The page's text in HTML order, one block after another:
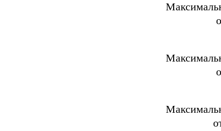
от 40
от 30
от 20